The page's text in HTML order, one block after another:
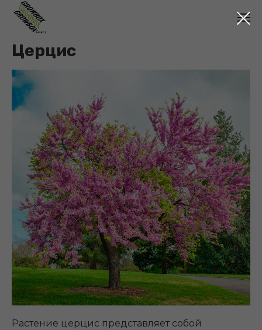
Церцис
Растение церцис представляет собой